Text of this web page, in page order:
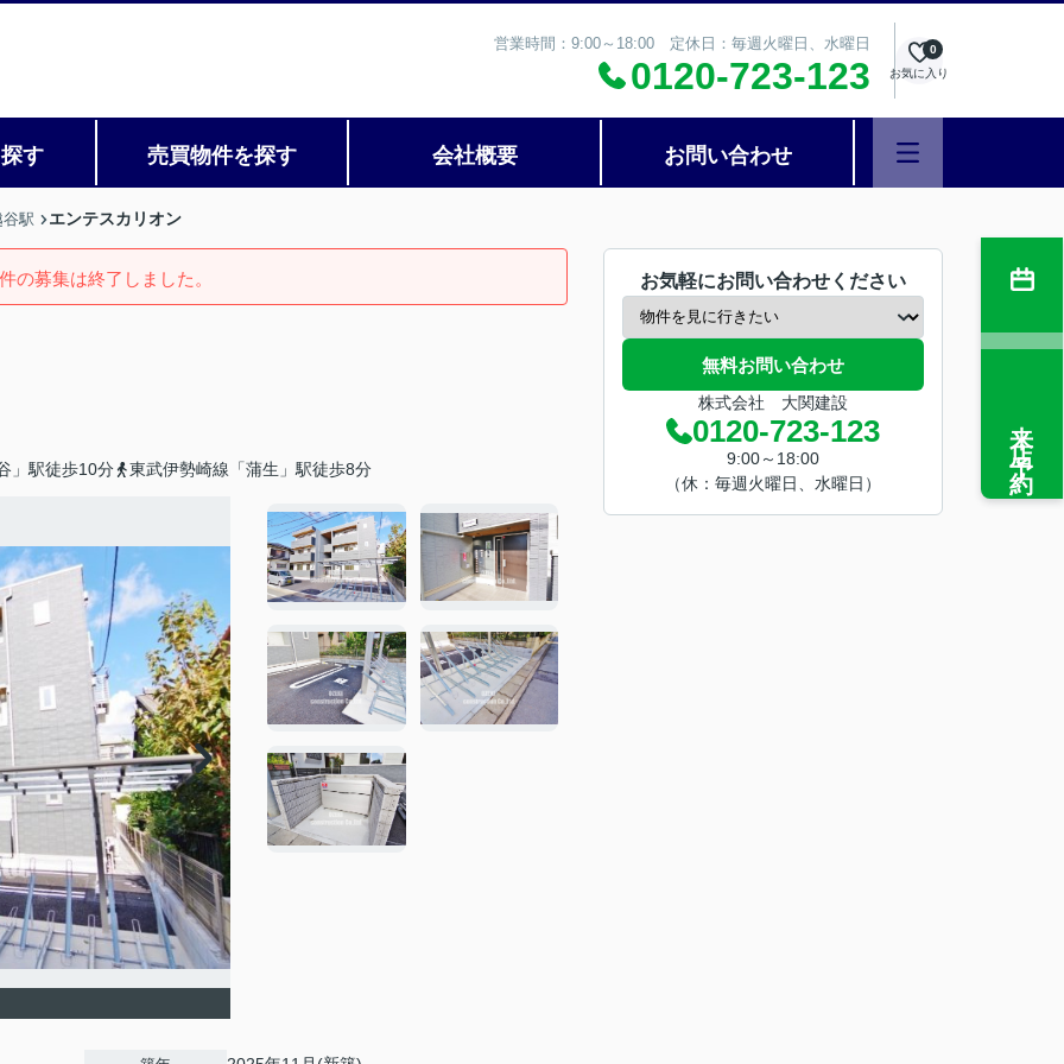
営業時間：9:00～18:00 定休日：毎週火曜日、水曜日
0120-723-123 お気に入り
0
す 売買物件を探す 会社概要 お問い合わせ
駅 エンテスカリオン
の募集は終了しました。
」駅徒歩10分 東武伊勢崎線「蒲生」駅徒歩8分
お気軽にお問い合わせください
無料お問い合わせ
株式会社 大関建設
0120-723-123
9:00～18:00
（休：毎週火曜日、水曜日）
来店予約